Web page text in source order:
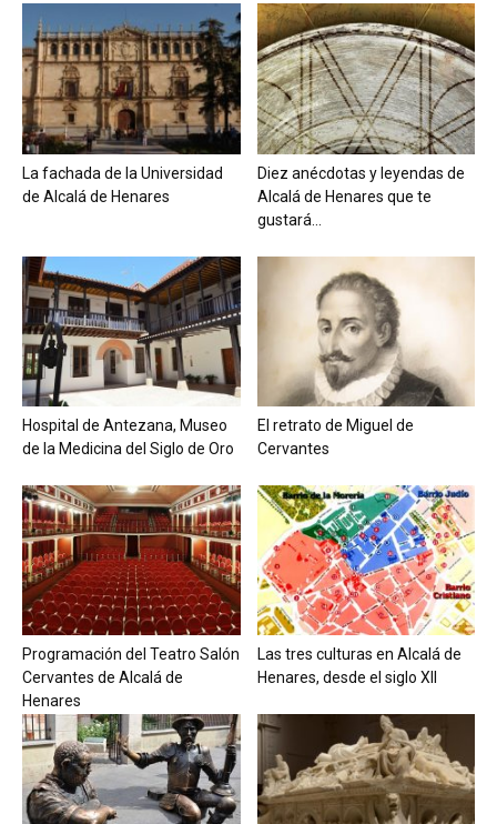
La fachada de la Universidad
de Alcalá de Henares
Diez anécdotas y leyendas de
Alcalá de Henares que te
gustará...
Hospital de Antezana, Museo
de la Medicina del Siglo de Oro
El retrato de Miguel de
Cervantes
Programación del Teatro Salón
Cervantes de Alcalá de
Henares
Las tres culturas en Alcalá de
Henares, desde el siglo XII